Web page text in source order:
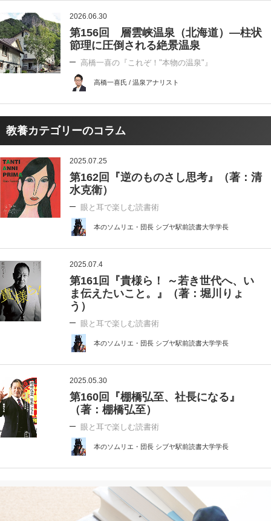
2026.06.30
第156回 層雲峡温泉（北海道）―柱状
節理に圧倒される絶景温泉
高橋一喜の『これぞ！"本物の温泉"』
高橋一喜氏 / 温泉アナリスト
教養カテゴリーのコラム
2025.07.25
第162回『逆のものさし思考』（著：清
水克衛）
眼と耳で楽しむ読書術
本のソムリエ・団長 シブヤ駅前読書大学学長
2025.07.4
第161回『貴様ら！ ～若き世代へ、い
ま伝えたいこと。』（著：堀川りょ
う）
眼と耳で楽しむ読書術
本のソムリエ・団長 シブヤ駅前読書大学学長
2025.05.30
第160回『棚橋弘至、社長になる』
（著：棚橋弘至）
眼と耳で楽しむ読書術
本のソムリエ・団長 シブヤ駅前読書大学学長